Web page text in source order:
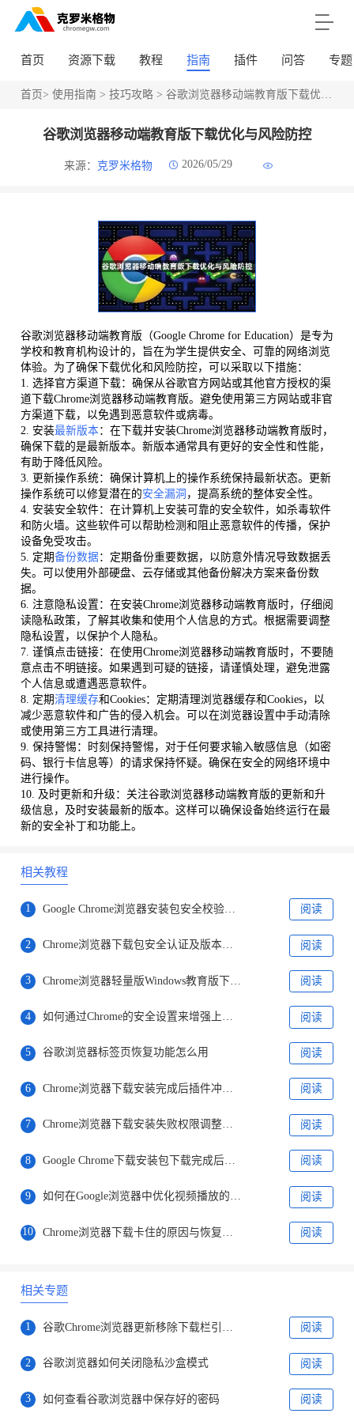
首页 资源下载 教程 指南 插件 问答 专题
首页> 使用指南 > 技巧攻略> 谷歌浏览器移动端教育版下载优化与风险防控
谷歌浏览器移动端教育版下载优化与风险防控
来源： 克罗米格物 2026/05/29
谷歌浏览器移动端教育版（Google Chrome for Education）是专为
学校和教育机构设计的，旨在为学生提供安全、可靠的网络浏览
体验。为了确保下载优化和风险防控，可以采取以下措施：
1. 选择官方渠道下载：确保从谷歌官方网站或其他官方授权的渠
道下载Chrome浏览器移动端教育版。避免使用第三方网站或非官
方渠道下载，以免遇到恶意软件或病毒。
2. 安装最新版本：在下载并安装Chrome浏览器移动端教育版时，
确保下载的是最新版本。新版本通常具有更好的安全性和性能，
有助于降低风险。
3. 更新操作系统：确保计算机上的操作系统保持最新状态。更新
操作系统可以修复潜在的安全漏洞 ，提高系统的整体安全性。
4. 安装安全软件：在计算机上安装可靠的安全软件，如杀毒软件
和防火墙。这些软件可以帮助检测和阻止恶意软件的传播，保护
设备免受攻击。
5. 定期备份数据：定期备份重要数据，以防意外情况导致数据丢
失。可以使用外部硬盘、云存储或其他备份解决方案来备份数
据。
6. 注意隐私设置：在安装Chrome浏览器移动端教育版时，仔细阅
读隐私政策，了解其收集和使用个人信息的方式。根据需要调整
隐私设置，以保护个人隐私。
7. 谨慎点击链接：在使用Chrome浏览器移动端教育版时，不要随
意点击不明链接。如果遇到可疑的链接，请谨慎处理，避免泄露
个人信息或遭遇恶意软件。
8. 定期清理缓存和Cookies：定期清理浏览器缓存和Cookies，以
减少恶意软件和广告的侵入机会。可以在浏览器设置中手动清除
或使用第三方工具进行清理。
9. 保持警惕：时刻保持警惕，对于任何要求输入敏感信息（如密
码、银行卡信息等）的请求保持怀疑。确保在安全的网络环境中
进行操作。
10. 及时更新和升级：关注谷歌浏览器移动端教育版的更新和升
级信息，及时安装最新的版本。这样可以确保设备始终运行在最
新的安全补丁和功能上。
相关教程
1 Google Chrome浏览器安装包安全校验步骤 阅读
2 Chrome浏览器下载包安全认证及版本管理 阅读
3 阅读
4 阅读
5 谷歌浏览器标签页恢复功能怎么用 阅读
6 阅读
7 Chrome浏览器下载安装失败权限调整详细教程 阅读
8 Google Chrome下载安装包下载完成后安装失败错误码处理 阅读
9 如何在Google浏览器中优化视频播放的稳定性 阅读
10 阅读
相关专题
1 阅读
2 谷歌浏览器如何关闭隐私沙盒模式 阅读
3 如何查看谷歌浏览器中保存好的密码 阅读